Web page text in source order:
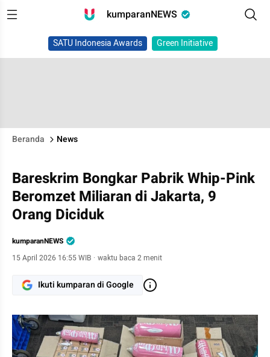
kumparanNEWS
SATU Indonesia Awards Green Initiative
Beranda News
Bareskrim Bongkar Pabrik Whip-Pink
Beromzet Miliaran di Jakarta, 9
Orang Diciduk
kumparanNEWS
15 April 2026 16:55 WIB · waktu baca 2 menit
Ikuti kumparan di Google